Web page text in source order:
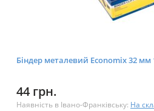
Біндер металевий Economix 32 мм
44 грн.
Наявність в Івано-Франківську: На